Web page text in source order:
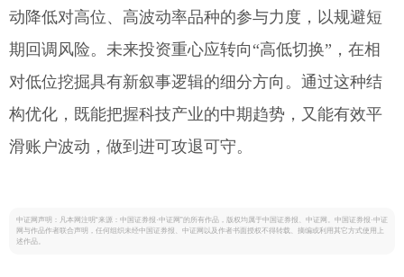
动降低对高位、高波动率品种的参与力度，以规避短
期回调风险。未来投资重心应转向“高低切换”，在相
对低位挖掘具有新叙事逻辑的细分方向。通过这种结
构优化，既能把握科技产业的中期趋势，又能有效平
滑账户波动，做到进可攻退可守。
中证网声明：凡本网注明“来源：中国证券报·中证网”的所有作品，版权均属于中国证券报、中证网。中国证券报·中证
网与作品作者联合声明，任何组织未经中国证券报、中证网以及作者书面授权不得转载、摘编或利用其它方式使用上
述作品。